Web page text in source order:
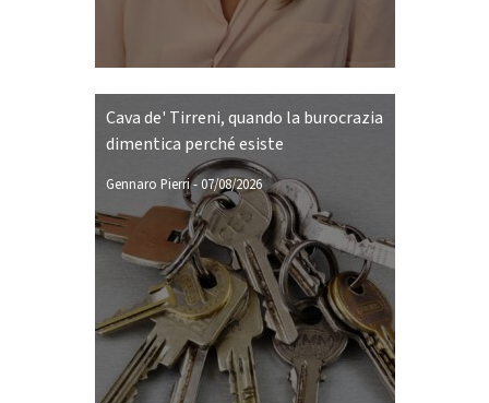
Cava de' Tirreni, quando la burocrazia
dimentica perché esiste
Gennaro Pierri- 07/08/2026